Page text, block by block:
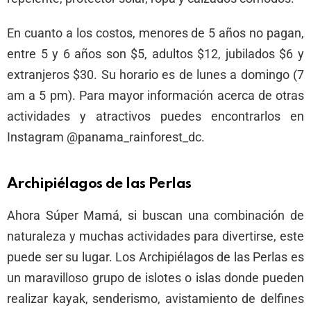
En cuanto a los costos, menores de 5 años no pagan,
entre 5 y 6 años son $5, adultos $12, jubilados $6 y
extranjeros $30. Su horario es de lunes a domingo (7
am a 5 pm). Para mayor información acerca de otras
actividades y atractivos puedes encontrarlos en
Instagram @panama_rainforest_dc.
Archipiélagos de las Perlas
Ahora Súper Mamá, si buscan una combinación de
naturaleza y muchas actividades para divertirse, este
puede ser su lugar. Los Archipiélagos de las Perlas es
un maravilloso grupo de islotes o islas donde pueden
realizar kayak, senderismo, avistamiento de delfines